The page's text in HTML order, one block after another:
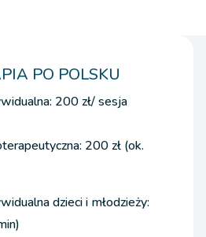
PO POLSKU
200 zł/ sesja
200 zł (ok.
dzieci i młodzieży: